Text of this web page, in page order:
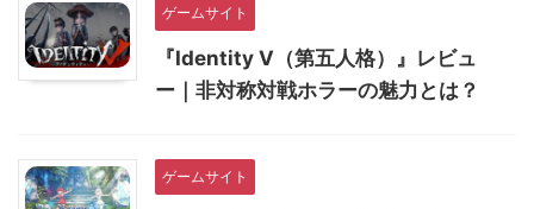
ゲームサイト
『Identity V（第五人格）』レビュ
ー｜非対称対戦ホラーの魅力とは？
ゲームサイト